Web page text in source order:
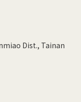
Dist., Tainan